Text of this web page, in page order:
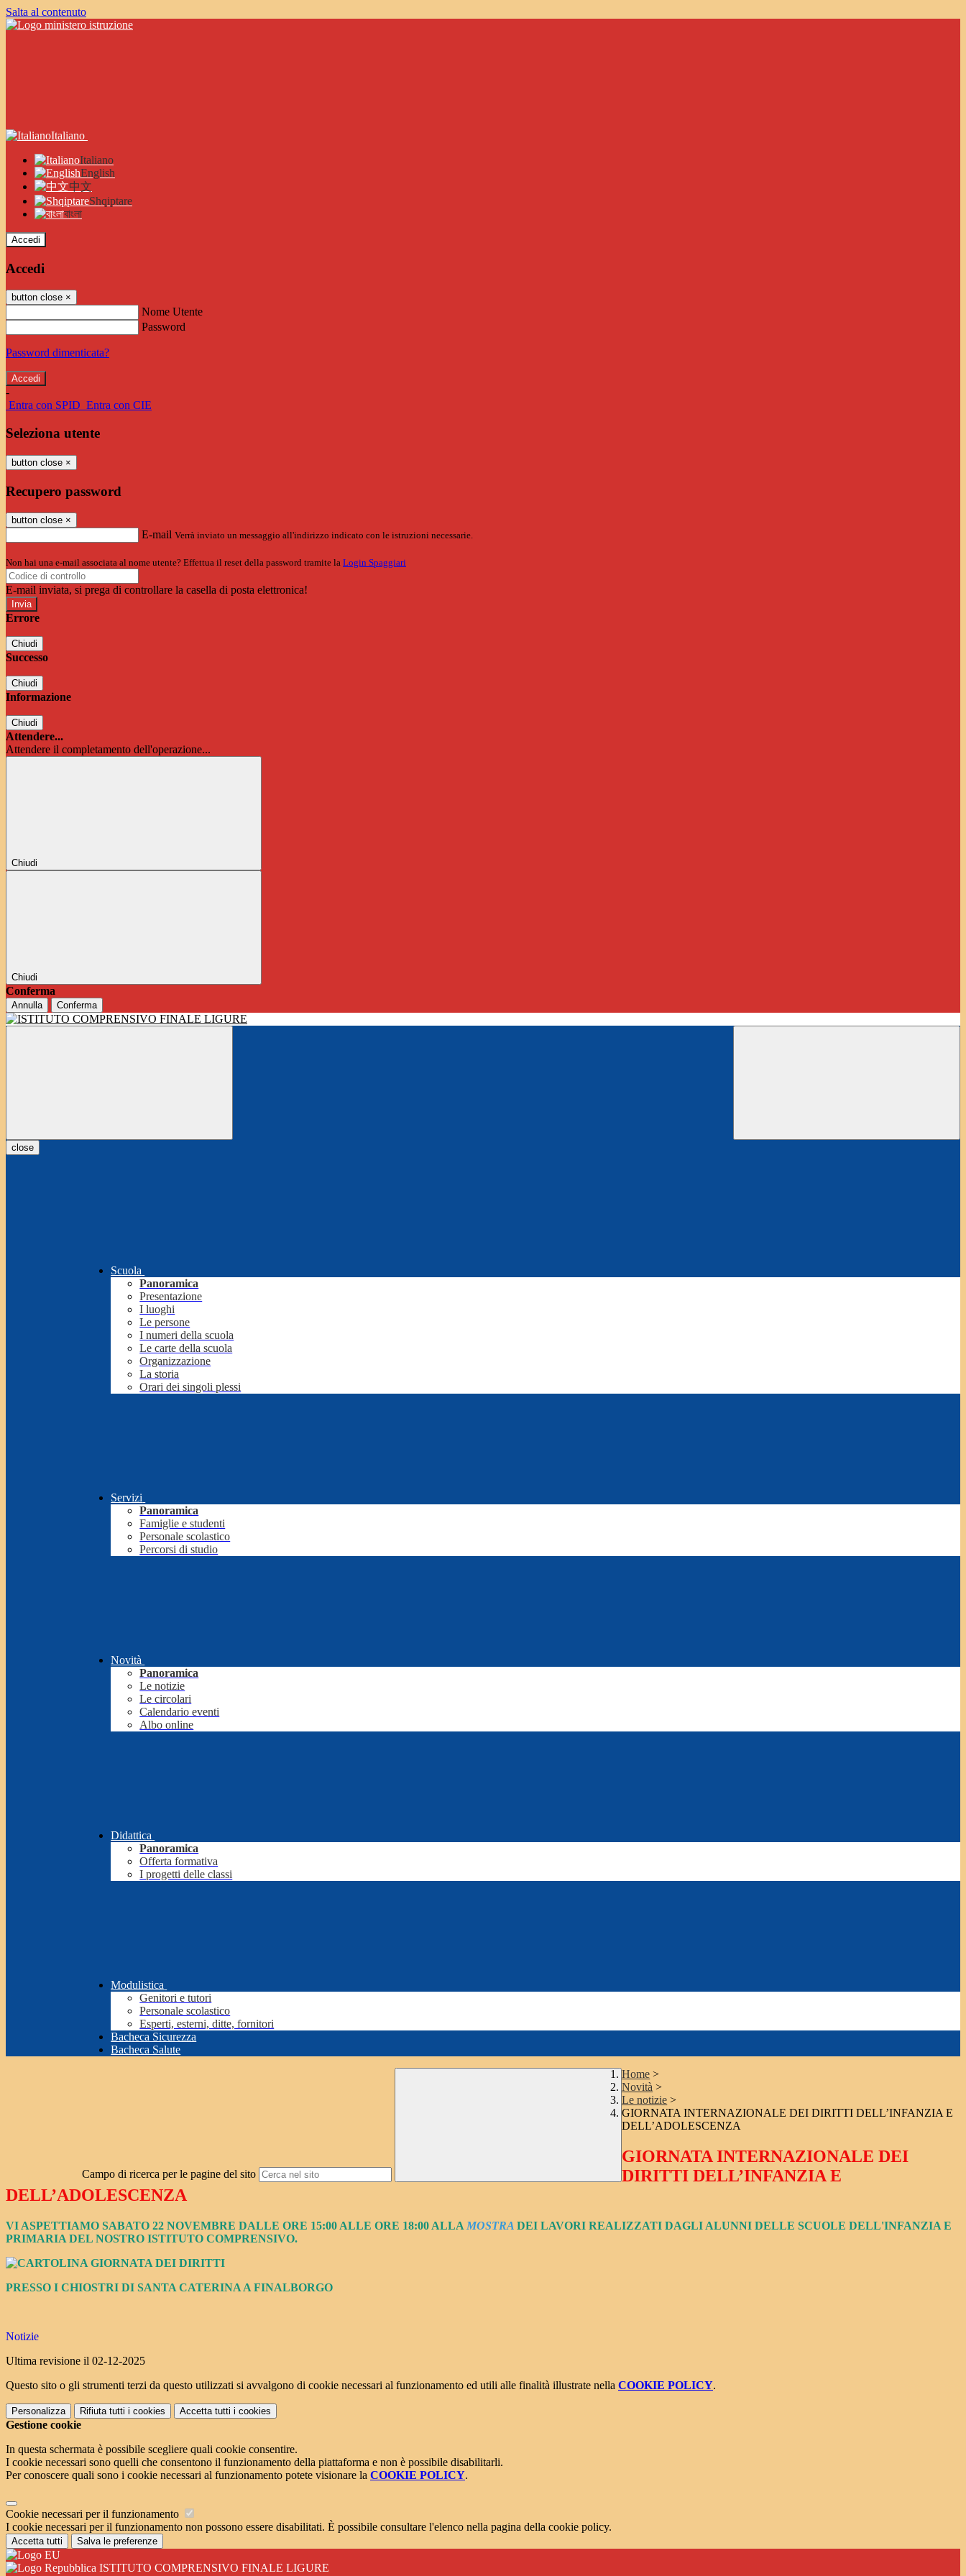
Salta al contenuto
Italiano
Italiano
English
中文
Shqiptare
বাংলা
Accedi
Accedi
button close ×
Nome Utente
Password
Password dimenticata?
-
Entra con SPID Entra con CIE
Seleziona utente
button close ×
Recupero password
button close ×
E-mail Verrà inviato un messaggio all'indirizzo indicato con le istruzioni necessarie.
Non hai una e-mail associata al nome utente? Effettua il reset della password tramite la Login Spaggiari
E-mail inviata, si prega di controllare la casella di posta elettronica!
Errore
Chiudi
Successo
Chiudi
Informazione
Chiudi
Attendere...
Attendere il completamento dell'operazione...
Chiudi
Chiudi
Conferma
Annulla Conferma
close
Scuola
Panoramica
Presentazione
I luoghi
Le persone
I numeri della scuola
Le carte della scuola
Organizzazione
La storia
Orari dei singoli plessi
Servizi
Panoramica
Famiglie e studenti
Personale scolastico
Percorsi di studio
Novità
Panoramica
Le notizie
Le circolari
Calendario eventi
Albo online
Didattica
Panoramica
Offerta formativa
I progetti delle classi
Modulistica
Genitori e tutori
Personale scolastico
Esperti, esterni, ditte, fornitori
Bacheca Sicurezza
Bacheca Salute
Campo di ricerca per le pagine del sito
Home >
Novità >
Le notizie >
GIORNATA INTERNAZIONALE DEI DIRITTI DELL’INFANZIA E
DELL’ADOLESCENZA
GIORNATA INTERNAZIONALE DEI
DIRITTI DELL’INFANZIA E
DELL’ADOLESCENZA
VI ASPETTIAMO SABATO 22 NOVEMBRE DALLE ORE 15:00 ALLE ORE 18:00 ALLA MOSTRA DEI LAVORI REALIZZATI DAGLI ALUNNI DELLE SCUOLE DELL'INFANZIA E
PRIMARIA DEL NOSTRO ISTITUTO COMPRENSIVO.
PRESSO I CHIOSTRI DI SANTA CATERINA A FINALBORGO
Notizie
Ultima revisione il 02-12-2025
Questo sito o gli strumenti terzi da questo utilizzati si avvalgono di cookie necessari al funzionamento ed utili alle finalità illustrate nella COOKIE POLICY.
Personalizza Rifiuta tutti i cookies Accetta tutti i cookies
Gestione cookie
In questa schermata è possibile scegliere quali cookie consentire.
I cookie necessari sono quelli che consentono il funzionamento della piattaforma e non è possibile disabilitarli.
Per conoscere quali sono i cookie necessari al funzionamento potete visionare la COOKIE POLICY.
Cookie necessari per il funzionamento
I cookie necessari per il funzionamento non possono essere disabilitati. È possibile consultare l'elenco nella pagina della cookie policy.
Accetta tutti Salva le preferenze
ISTITUTO COMPRENSIVO FINALE LIGURE